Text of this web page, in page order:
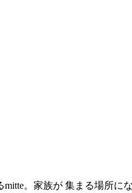
。家族が 集まる場所